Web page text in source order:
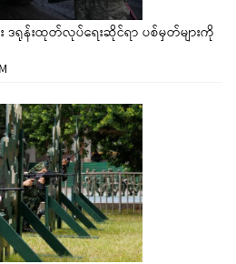
ဒရုန်းထုတ်လုပ်ရေးဆိုင်ရာ ပစ်မှတ်များကို